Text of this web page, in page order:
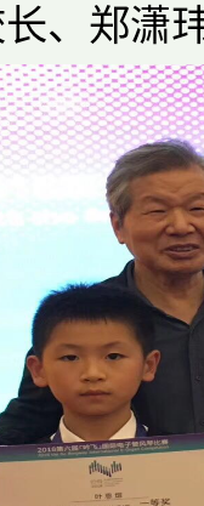
、郑潇